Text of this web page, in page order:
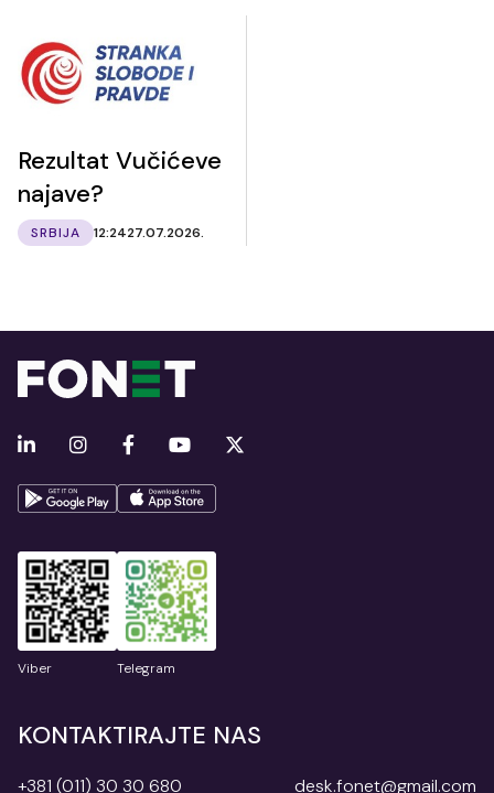
Rezultat Vučićeve
najave?
SRBIJA 12:2427.07.2026.
Viber Telegram
KONTAKTIRAJTE NAS
+381 (011) 30 30 680
desk.fonet@gmail.com